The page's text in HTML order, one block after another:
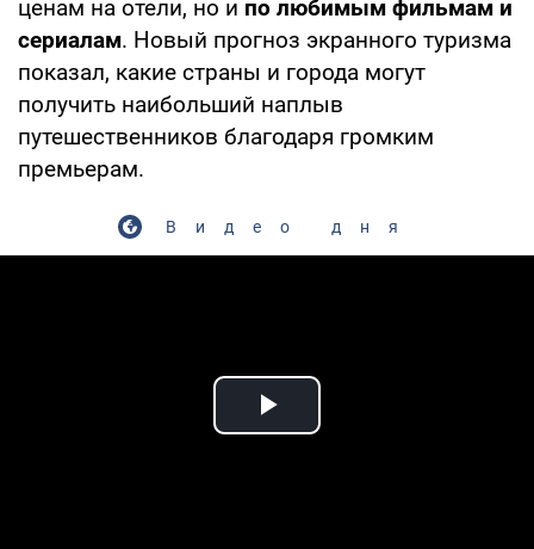
ценам на отели, но и по любимым фильмам и
сериалам. Новый прогноз экранного туризма
показал, какие страны и города могут
получить наибольший наплыв
путешественников благодаря громким
премьерам.
Видео дня
Play Video